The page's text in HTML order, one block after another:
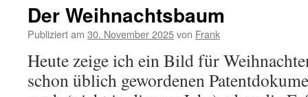
Der Weihnachtsbaum
Publiziert am 30. November 2025von Frank
Heute zeige ich ein Bild für
schon üblich gewordenen